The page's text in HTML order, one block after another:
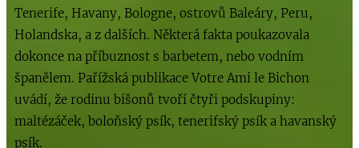
Tenerife, Havany, Bologne, ostrovů Baleáry, Peru,
Holandska, a z dalších. Některá fakta poukazovala
dokonce na příbuznost s barbetem, nebo vodním
španělem. Pařížská publikace Votre Ami le Bichon
uvádí, že rodinu bišonů tvoří čtyři podskupiny:
maltézáček, boloňský psík, tenerifský psík a havanský
psík.